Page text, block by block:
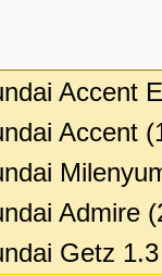
Accent
Accent
Admire
Getz